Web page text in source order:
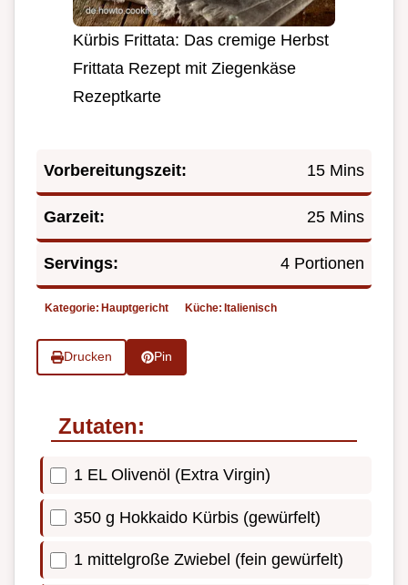
Kürbis Frittata: Das cremige Herbst
Frittata Rezept mit Ziegenkäse
Rezeptkarte
Vorbereitungszeit: 15 Mins
Garzeit: 25 Mins
Servings: 4 Portionen
Kategorie: Hauptgericht Küche: Italienisch
Drucken Pin
Zutaten:
1 EL Olivenöl (Extra Virgin)
350 g Hokkaido Kürbis (gewürfelt)
1 mittelgroße Zwiebel (fein gewürfelt)